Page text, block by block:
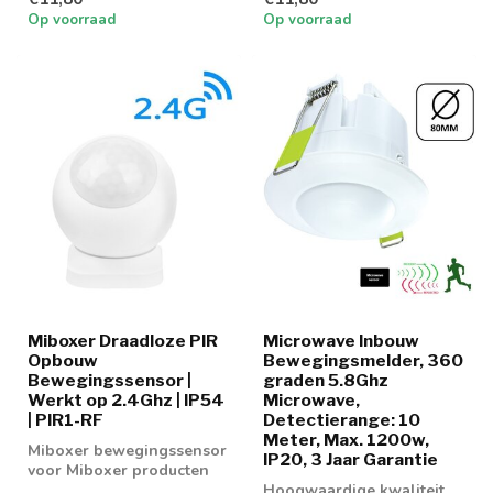
Op voorraad Op voorraad
Miboxer Draadloze PIR
Opbouw
Bewegingssensor |
Werkt op 2.4Ghz | IP54
| PIR1-RF
Miboxer bewegingssensor
voor Miboxer producten
Microwave Inbouw
Bewegingsmelder, 360
graden 5.8Ghz
Microwave,
Detectierange: 10
Meter, Max. 1200w,
IP20, 3 Jaar Garantie